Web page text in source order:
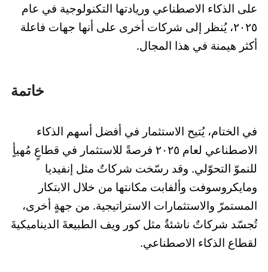
على الذكاء الاصطناعي وريادتها التكنولوجية في عام
٢٠٢٥، يُنظر إلى شركات أخرى على أنها جهات فاعلة
أكثر هيمنة في هذا المجال.
خاتمة
في الختام، يُتيح الاستثمار في أفضل أسهم الذكاء
الاصطناعي لعام ٢٠٢٥ فرصةً للاستثمار في قطاعٍ مُهيأٍ
للنموّ التحوّلي. وقد رسّخت شركاتٌ مثل إنفيديا
ومايكروسوفت وألفابت مكانتها من خلال الابتكار
المستمرّ والاستثمارات الاستراتيجية. من جهةٍ أخرى،
تُجسّد شركاتٌ ناشئةٌ مثل كور ويف الطبيعةَ الديناميكيةَ
لقطاع الذكاء الاصطناعي.